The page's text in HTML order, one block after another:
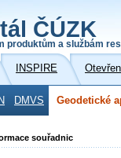
ČÚZK
produktům a službám
INSPIRE
DMVS Geodetické
souřadnic